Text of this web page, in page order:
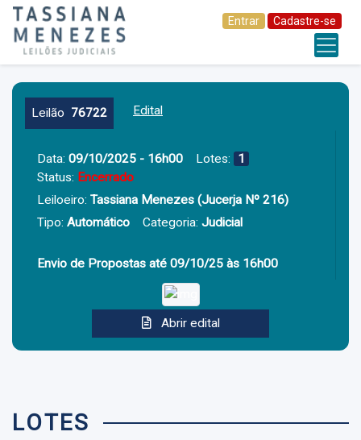
Entrar Cadastre-se
Leilão 76722 Edital
Data: 09/10/2025 - 16h00 Lotes:
1
Status: Encerrado
Leiloeiro: Tassiana Menezes (jucerja Nº 216)
Tipo: Automático Categoria: Judicial
Envio de Propostas até 09/10/25 às 16h00
Abrir edital
LOTES